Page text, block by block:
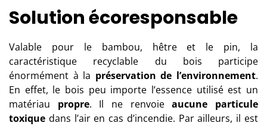
Solution écoresponsable
Valable pour le bambou, hêtre et le pin, la
caractéristique recyclable du bois participe
énormément à la préservation de l’environnement.
En effet, le bois peu importe l’essence utilisé est un
matériau propre. Il ne renvoieaucune particule
toxique dans l’air en cas d’incendie. Par ailleurs, il est